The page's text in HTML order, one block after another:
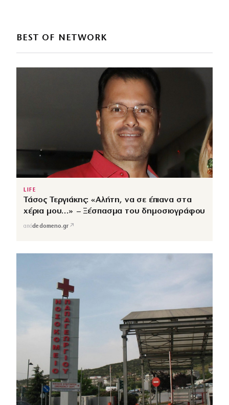
BEST OF NETWORK
LIFE
Τάσος Τεργιάκης: «Αλήτη, να σε έπιανα στα
χέρια μου…» – Ξέσπασμα του δημοσιογράφου
απόdedomeno.gr ↗